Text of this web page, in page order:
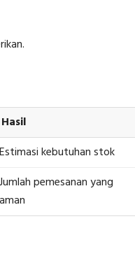
Hasil
Estimasi kebutuhan stok
Jumlah pemesanan yang
aman